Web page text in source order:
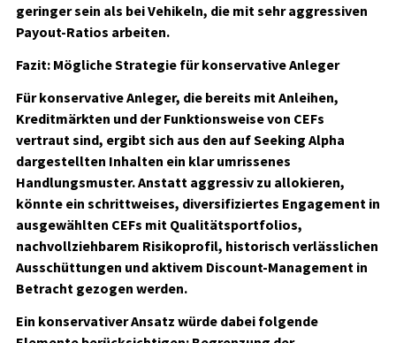
geringer sein als bei Vehikeln, die mit sehr aggressiven
Payout-Ratios arbeiten.
Fazit: Mögliche Strategie für konservative Anleger
Für konservative Anleger, die bereits mit Anleihen,
Kreditmärkten und der Funktionsweise von CEFs
vertraut sind, ergibt sich aus den auf Seeking Alpha
dargestellten Inhalten ein klar umrissenes
Handlungsmuster. Anstatt aggressiv zu allokieren,
könnte ein schrittweises, diversifiziertes Engagement in
ausgewählten CEFs mit Qualitätsportfolios,
nachvollziehbarem Risikoprofil, historisch verlässlichen
Ausschüttungen und aktivem Discount-Management in
Betracht gezogen werden.
Ein konservativer Ansatz würde dabei folgende